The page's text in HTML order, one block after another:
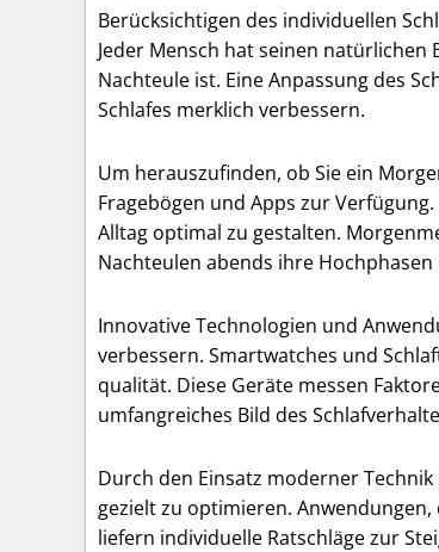
Berücksichtigen des individuellen
Jeder Mensch hat seinen
Nachteule ist. Eine Anpassung des
Schlafes merklich verbessern.
Um herauszufinden, ob Sie ein
Fragebögen und Apps zur
Alltag optimal zu gestalten.
Nachteulen abends ihre Hochphasen
Innovative Technologien und
verbessern. Smartwatches und
qualität. Diese Geräte messen
umfangreiches Bild des
Durch den Einsatz moderner
gezielt zu optimieren.
liefern individuelle Ratschläge zur